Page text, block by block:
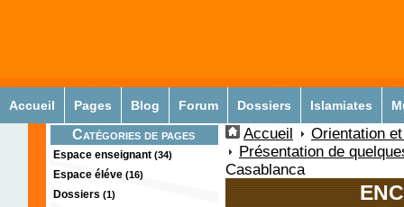
Accueil Pages Blog Forum Dossiers Islamiates
Catégories de pages
Espace enseignant (34)
Espace éléve (16)
Dossiers (1)
Accueil
Orientation
Présentation de
Casablanca